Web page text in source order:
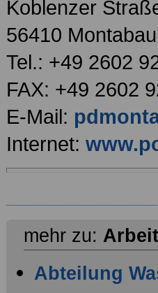
Koblenzer
56410
Tel.: +49 2602
FAX: +49 2602
E-Mail:
Internet:
mehr zu:
Abteilung